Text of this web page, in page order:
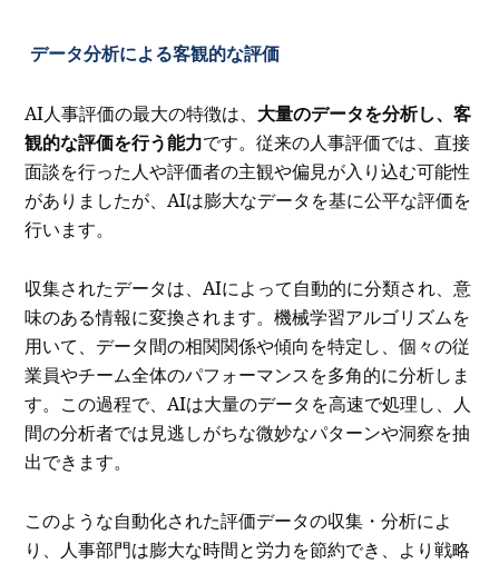
データ分析による客観的な評価
AI人事評価の最大の特徴は、 大量のデータを分析し、客
観的な評価を行う能力です。従来の人事評価では、直接
面談を行った人や評価者の主観や偏見が入り込む可能性
がありましたが、AIは膨大なデータを基に公平な評価を
行います。
収集されたデータは、AIによって自動的に分類され、意
味のある情報に変換されます。機械学習アルゴリズムを
用いて、データ間の相関関係や傾向を特定し、個々の従
業員やチーム全体のパフォーマンスを多角的に分析しま
す。この過程で、AIは大量のデータを高速で処理し、人
間の分析者では見逃しがちな微妙なパターンや洞察を抽
出できます。
このような自動化された評価データの収集・分析によ
り、人事部門は膨大な時間と労力を節約でき、より戦略